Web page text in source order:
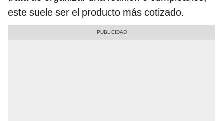
este suele ser el producto más cotizado.